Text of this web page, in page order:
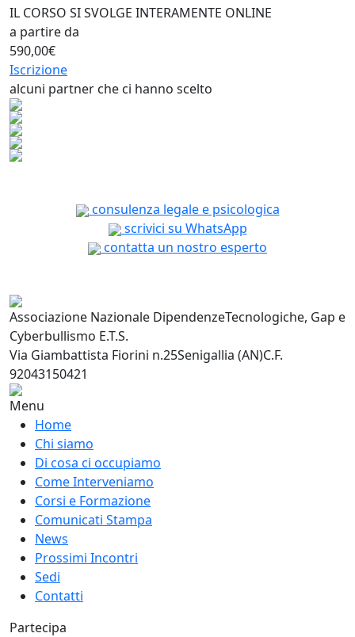
IL CORSO SI SVOLGE INTERAMENTE ONLINE
a partire da
590,00€
Iscrizione
alcuni partner che ci hanno scelto
consulenza legale e psicologica
scrivici su WhatsApp
contatta un nostro esperto
Associazione Nazionale DipendenzeTecnologiche, Gap e
Cyberbullismo E.T.S.
Via Giambattista Fiorini n.25Senigallia (AN)C.F.
92043150421
Menu
Home
Chi siamo
Di cosa ci occupiamo
Come Interveniamo
Corsi e Formazione
Comunicati Stampa
News
Prossimi Incontri
Sedi
Contatti
Partecipa